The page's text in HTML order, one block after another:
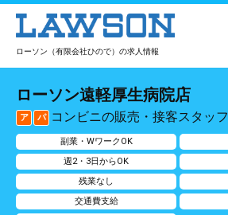
ローソン（有限会社ひので）の求人情報
ローソン遠軽厚生病院店
ア パ コンビニの販売・接客スタッフ
副業・WワークOK
週2・3日からOK
残業なし
交通費支給